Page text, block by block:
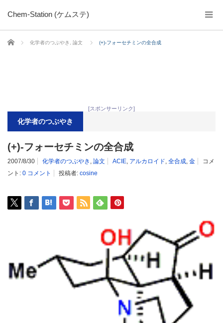
Chem-Station (ケムステ)
ホーム 化学者のつぶやき 論文 (+)-フォーセチミンの全合成
[スポンサーリンク]
化学者のつぶやき
(+)-フォーセチミンの全合成
2007/8/30 化学者のつぶやき , 論文 ACIE, アルカロイド, 全合成, 金
コメ
ント: 0 コメント 投稿者: cosine